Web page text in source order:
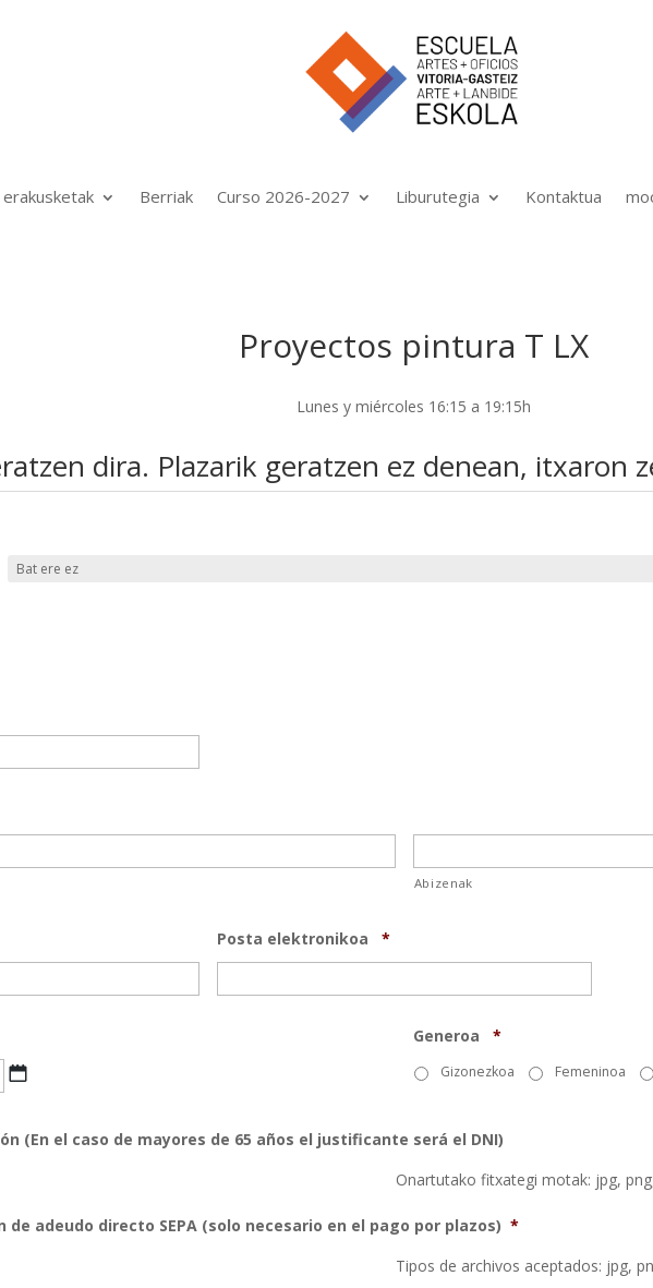
erakusketak Berriak Curso 2026-2027 Liburutegia Kontaktua
Proyectos pintura T LX
Lunes y miércoles 16:15 a 19:15h
dira. Plazarik geratzen ez denean, itxaron
Abizenak
Posta elektronikoa *
DD
Generoa *
Gizonezkoa Femeninoa
(En el caso de mayores de 65 años el justificante será el DNI)
Onartutako fitxategi motak: jpg,
de adeudo directo SEPA (solo necesario en el pago por plazos) *
Tipos de archivos aceptados: jpg,